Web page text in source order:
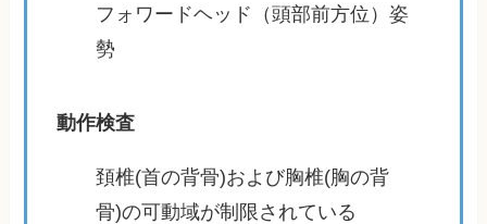
フォワードヘッド（頭部前方位）姿
勢
動作検査
頚椎(首の背骨)および胸椎(胸の背
骨)の可動域が制限されている